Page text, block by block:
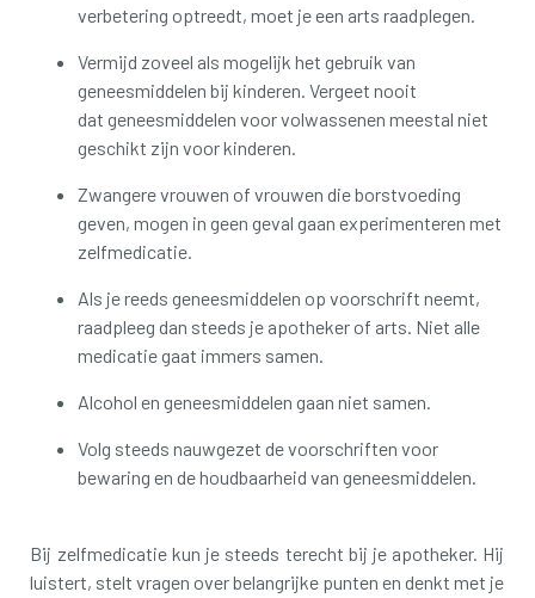
verbetering optreedt, moet je een arts raadplegen.
Vermijd zoveel als mogelijk het gebruik van
geneesmiddelen bij kinderen. Vergeet nooit
dat geneesmiddelen voor volwassenen meestal niet
geschikt zijn voor kinderen.
Zwangere vrouwen of vrouwen die borstvoeding
geven, mogen in geen geval gaan experimenteren met
zelfmedicatie.
Als je reeds geneesmiddelen op voorschrift neemt,
raadpleeg dan steeds je apotheker of arts. Niet alle
medicatie gaat immers samen.
Alcohol en geneesmiddelen gaan niet samen.
Volg steeds nauwgezet de voorschriften voor
bewaring en de houdbaarheid van geneesmiddelen.
Bij zelfmedicatie kun je steeds terecht bij je apotheker. Hij
luistert, stelt vragen over belangrijke punten en denkt met je